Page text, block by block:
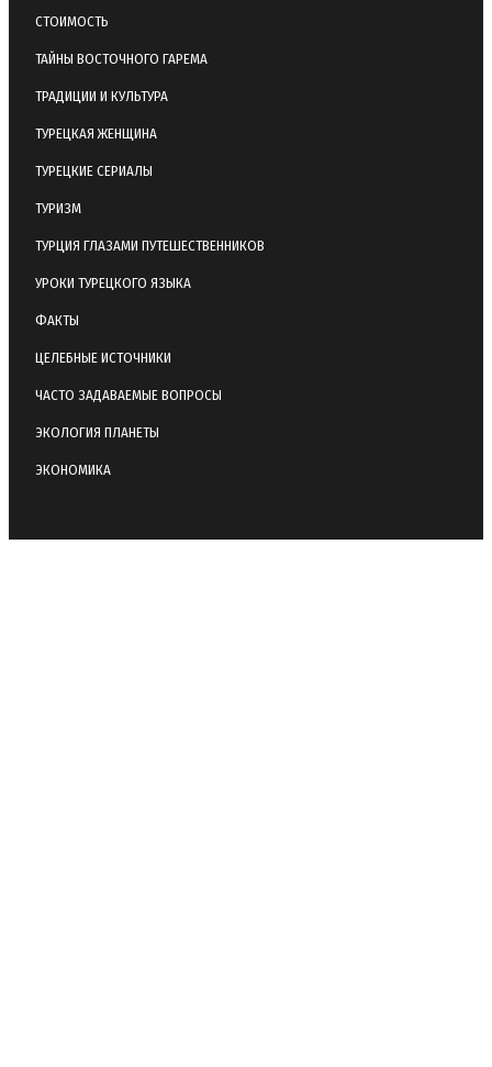
СТОИМОСТЬ
ТАЙНЫ ВОСТОЧНОГО ГАРЕМА
ТРАДИЦИИ И КУЛЬТУРА
ТУРЕЦКАЯ ЖЕНЩИНА
ТУРЕЦКИЕ СЕРИАЛЫ
ТУРИЗМ
ТУРЦИЯ ГЛАЗАМИ ПУТЕШЕСТВЕННИКОВ
УРОКИ ТУРЕЦКОГО ЯЗЫКА
ФАКТЫ
ЦЕЛЕБНЫЕ ИСТОЧНИКИ
ЧАСТО ЗАДАВАЕМЫЕ ВОПРОСЫ
ЭКОЛОГИЯ ПЛАНЕТЫ
ЭКОНОМИКА